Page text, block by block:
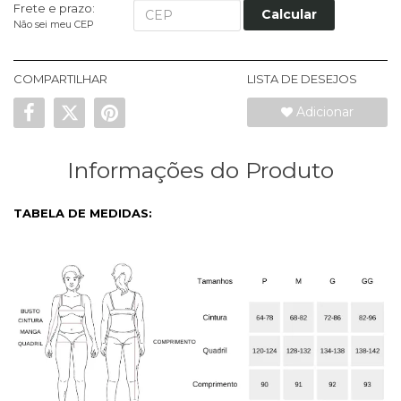
Frete e prazo:
Não sei meu CEP
Calcular
COMPARTILHAR LISTA DE DESEJOS
Adicionar
Informações do Produto
TABELA DE MEDIDAS: